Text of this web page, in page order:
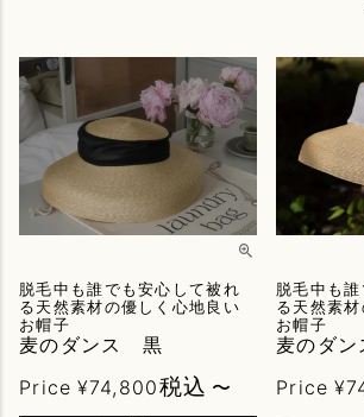
脱毛中も誰でも安心して被れ
る天然素材の優しく心地良い
お帽子
麦のダンス 黒
Price ¥74,800税込 〜
脱毛中も
る天然素
お帽子
麦のダ
Price ¥